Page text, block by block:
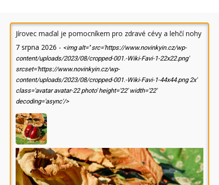
Jírovec maďal je pomocníkem pro zdravé cévy a lehčí nohy
7 srpna 2026 - <img alt='' src='https://www.novinkyin.cz/wp-
content/uploads/2023/08/cropped-001.-Wiki-Favi-1-22x22.png'
srcset='https://www.novinkyin.cz/wp-
content/uploads/2023/08/cropped-001.-Wiki-Favi-1-44x44.png 2x'
class='avatar avatar-22 photo' height='22' width='22'
decoding='async'/>